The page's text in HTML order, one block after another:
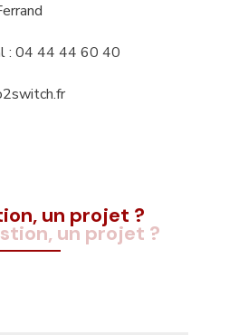
: 04 44 44 60 40
un projet ?